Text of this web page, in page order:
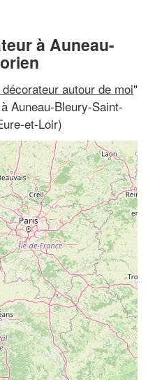
à Auneau-
autour de moi"
Auneau-Bleury-Saint-
et-Loir)